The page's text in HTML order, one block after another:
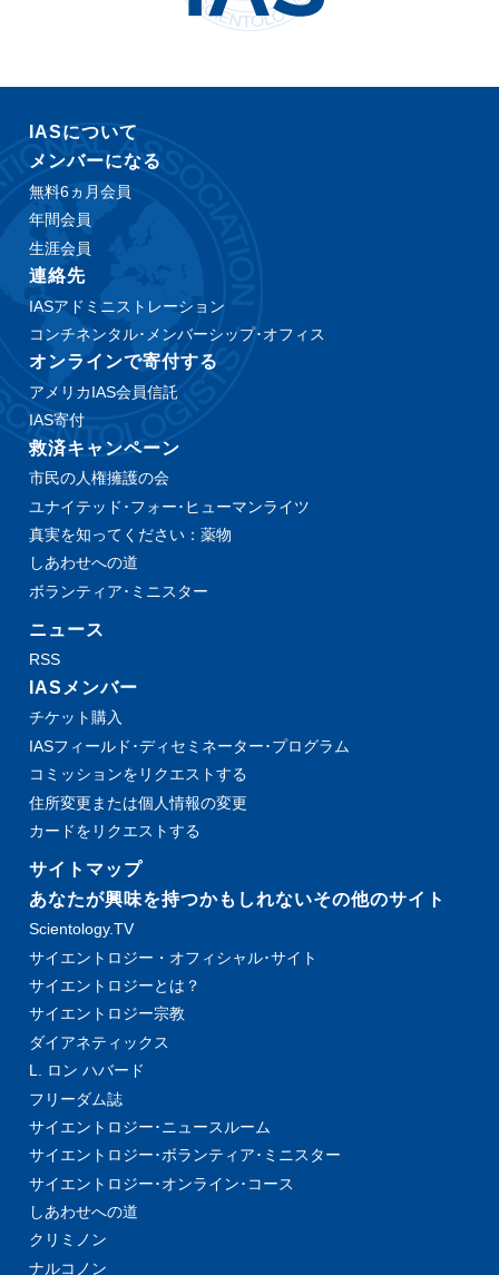
IASについて
メンバーになる
無料6ヵ月会員
年間会員
生涯会員
連絡先
IASアドミニストレーション
コンチネンタル･メンバーシップ･オフィス
オンラインで寄付する
アメリカIAS会員信託
IAS寄付
救済キャンペーン
市民の人権擁護の会
ユナイテッド･フォー･ヒューマンライツ
真実を知ってください：薬物
しあわせへの道
ボランティア･ミニスター
ニュース
RSS
IASメンバー
チケット購入
IASフィールド･ディセミネーター･プログラム
コミッションをリクエストする
住所変更または個人情報の変更
カードをリクエストする
サイトマップ
あなたが興味を持つかもしれないその他のサイト
Scientology.TV
サイエントロジー・オフィシャル･サイト
サイエントロジーとは？
サイエントロジー宗教
ダイアネティックス
L. ロン ハバード
フリーダム誌
サイエントロジー･ニュースルーム
サイエントロジー･ボランティア･ミニスター
サイエントロジー･オンライン･コース
しあわせへの道
クリミノン
ナルコノン